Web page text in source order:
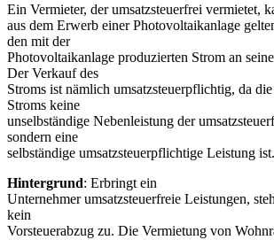
Ein Vermieter, der umsatzsteuerfrei vermietet,
aus dem Erwerb einer Photovoltaikanlage
den mit der
Photovoltaikanlage produzierten Strom an
Der Verkauf des
Stroms ist nämlich umsatzsteuerpflichtig, da
Stroms keine
unselbständige Nebenleistung der
sondern eine
selbständige umsatzsteuerpflichtige Leistung ist.
Hintergrund: Erbringt ein
Unternehmer umsatzsteuerfreie Leistungen,
kein
Vorsteuerabzug zu. Die Vermietung von